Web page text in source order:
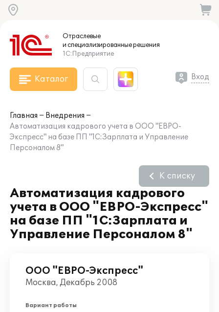
Отраслевые
и специализированныерешения
1С:Предприятие
Каталог Вход
Главная
Внедрения
Автоматизация кадрового учета в ООО "ЕВРО-
Экспресс" на базе ПП "1С:Зарплата и Управление
Персоналом 8"
Автоматизация кадрового
учета в ООО "ЕВРО-Экспресс"
на базе ПП "1С:Зарплата и
Управление Персоналом 8"
К списку
ООО "ЕВРО-Экспресс"
Москва, Декабрь 2008
Вариант работы